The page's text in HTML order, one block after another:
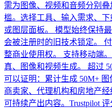
需为图像、视频和音频分别叠
槛。选择工具、输入需求、
或图层面板。 模型始终保持
会被注册时的旧技术锁定。
整商业使用权。 支持移动端
真、图像和视频生成。 超过
可以证明：累计生成 50M+
商卖家、代理机构和房地产
可持续产出内容。Trustpilot 评